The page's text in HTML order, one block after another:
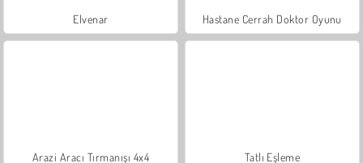
Elvenar Hastane Cerrah Doktor Oyunu
Arazi Aracı Tırmanışı 4x4 Tatlı Eşleme